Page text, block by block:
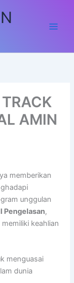
AMIN
memberikan
unggulan
Pengelasan,
keahlian
menguasai
dunia